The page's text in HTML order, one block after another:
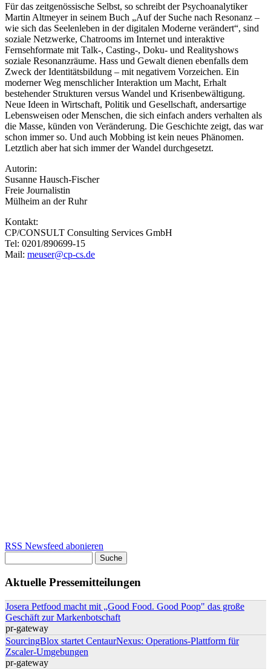
Für das zeitgenössische Selbst, so schreibt der Psychoanalytiker
Martin Altmeyer in seinem Buch „Auf der Suche nach Resonanz –
wie sich das Seelenleben in der digitalen Moderne verändert“, sind
soziale Netzwerke, Chatrooms im Internet und interaktive
Fernsehformate mit Talk-, Casting-, Doku- und Realityshows
soziale Resonanzräume. Hass und Gewalt dienen ebenfalls dem
Zweck der Identitätsbildung – mit negativem Vorzeichen. Ein
moderner Weg menschlicher Interaktion um Macht, Erhalt
bestehender Strukturen versus Wandel und Krisenbewältigung.
Neue Ideen in Wirtschaft, Politik und Gesellschaft, andersartige
Lebensweisen oder Menschen, die sich einfach anders verhalten als
die Masse, künden von Veränderung. Die Geschichte zeigt, das war
schon immer so. Und auch Mobbing ist kein neues Phänomen.
Letztlich aber hat sich immer der Wandel durchgesetzt.
Autorin:
Susanne Hausch-Fischer
Freie Journalistin
Mülheim an der Ruhr
Kontakt:
CP/CONSULT Consulting Services GmbH
Tel: 0201/890699-15
Mail: meuser@cp-cs.de
RSS Newsfeed abonieren
Aktuelle Pressemitteilungen
Josera Petfood macht mit „Good Food. Good Poop" das große
Geschäft zur Markenbotschaft
pr-gateway
SourcingBlox startet CentaurNexus: Operations-Plattform für
Zscaler-Umgebungen
pr-gateway